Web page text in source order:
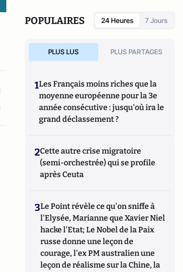
pour la première fois dans l'histoire de la Ve
république, n'a pas été publié.
POPULAIRES 24 Heures 7 Jours
PLUS LUS PLUS PARTAGES
1Les Français moins riches que la
moyenne européenne pour la 3e
année consécutive : jusqu'où ira le
grand déclassement ?
2Cette autre crise migratoire
(semi-orchestrée) qui se profile
après Ceuta
3Le Point révèle ce qu'on sniffe à
l'Elysée, Marianne que Xavier Niel
hacke l'Etat; Le Nobel de la Paix
russe donne une leçon de
courage, l'ex PM australien une
leçon de réalisme sur la Chine, la